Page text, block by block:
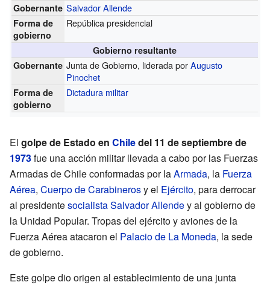
Gobernante Salvador Allende
Forma de
gobierno
República presidencial
Gobierno resultante
Gobernante Junta de Gobierno, liderada porAugusto
Pinochet
Forma de
gobierno
Dictadura militar
El golpe de Estado en Chiledel 11 de septiembre de
1973fue una acción militar llevada a cabo por las Fuerzas
Armadas de Chile conformadas por laArmada, la Fuerza
Aérea, Cuerpo de Carabinerosy el Ejército, para derrocar
al presidentesocialistaSalvador Allendey al gobierno de
la Unidad Popular. Tropas del ejército y aviones de la
Fuerza Aérea atacaron el Palacio de La Moneda, la sede
de gobierno.
Este golpe dio origen al establecimiento de una junta